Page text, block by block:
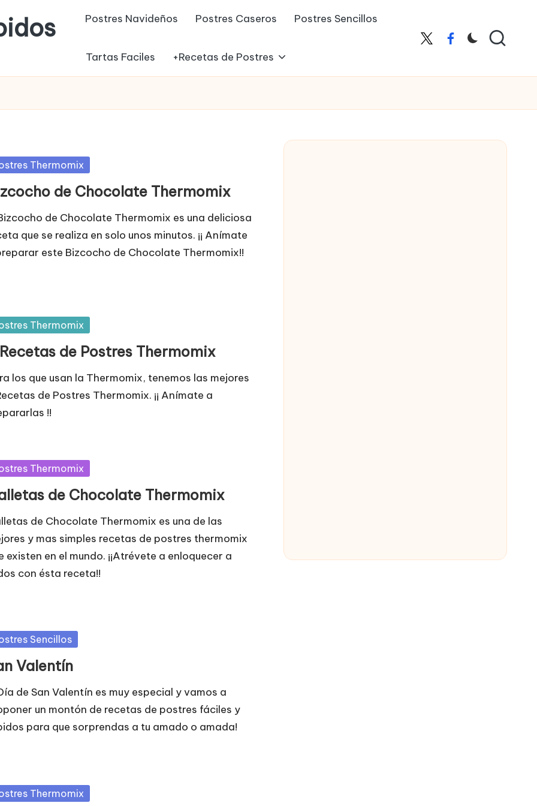
Postres Navideños Postres Caseros Postres Sencillos
Tartas Faciles +Recetas de Postres
X Facebook
Thermomix
de Chocolate Thermomix
de Chocolate Thermomix es una deliciosa
que se realiza en solo unos minutos. ¡¡ Anímate
este Bizcocho de Chocolate Thermomix!!
Thermomix
de Postres Thermomix
los que usan la Thermomix, tenemos las mejores
de Postres Thermomix. ¡¡ Anímate a
!!
Thermomix
de Chocolate Thermomix
de Chocolate Thermomix es una de las
y mas simples recetas de postres thermomix
existen en el mundo. ¡¡Atrévete a enloquecer a
con ésta receta!!
Sencillos
Valentín
de San Valentín es muy especial y vamos a
un montón de recetas de postres fáciles y
para que sorprendas a tu amado o amada!
Thermomix